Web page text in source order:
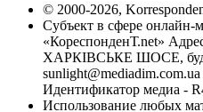
© 2000-2026,
Субъект в сфере онлайн-
«КореспонденТ.net»
ХАРКІВСЬКЕ ШОСЕ,
sunlight@mediadim.com.ua
Идентификатор медиа -
Использование любых